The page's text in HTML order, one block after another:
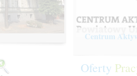
Centrum
Oferty